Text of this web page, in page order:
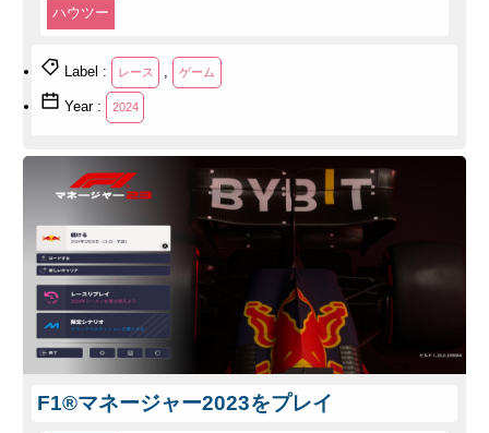
ハウツー
Label : レース , ゲーム
Year : 2024
F1®マネージャー2023をプレイ